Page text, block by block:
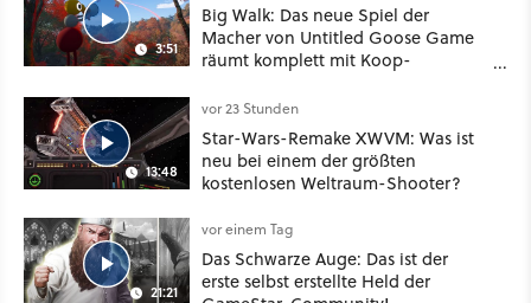
3:51
Big Walk: Das neue Spiel der
Macher von Untitled Goose Game
räumt komplett mit Koop-
13:48
vor 23 Stunden
Star-Wars-Remake XWVM: Was ist
neu bei einem der größten
kostenlosen Weltraum-Shooter?
21:21
vor einem Tag
Das Schwarze Auge: Das ist der
erste selbst erstellte Held der